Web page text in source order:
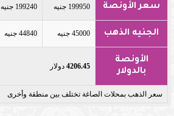
سعر الأونصة 199950 جنيه 199240 جنيه
الجنيه الذهب 45000 جنيه 44840 جنيه
الأونصة
بالدولار
4206.45 دولار
سعر الذهب بمحلات الصاغة تختلف بين منطقة وأخرى